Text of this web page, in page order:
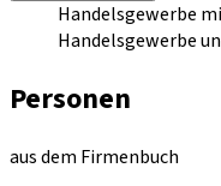
Handelsgewerbe
Handelsgewerbe
Personen
aus dem Firmenbuch